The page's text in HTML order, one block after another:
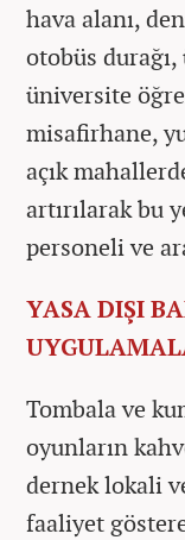
hava alanı,
otobüs
üniversite
misafirhane,
açık
artırılarak bu
personeli ve
YASA DIŞI
Tombala ve
oyunların
dernek lokali
faaliyet